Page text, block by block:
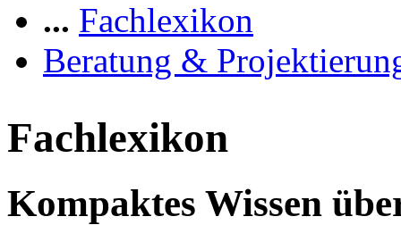
... Fachlexikon
Beratung &
Fachlexikon
Kompaktes Wissen